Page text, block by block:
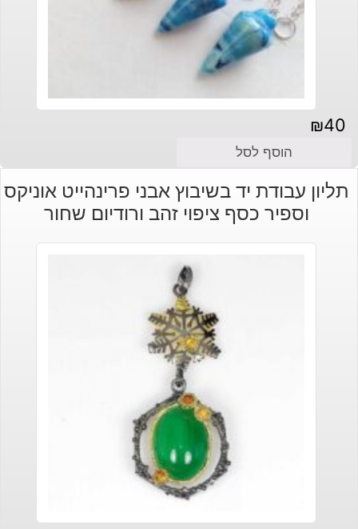
₪40
הוסף לסל
תליון עבודת יד בשיבוץ אבני פרינהייט אוניקס
וספיר כסף ציפוי זהב ורודיום שחור